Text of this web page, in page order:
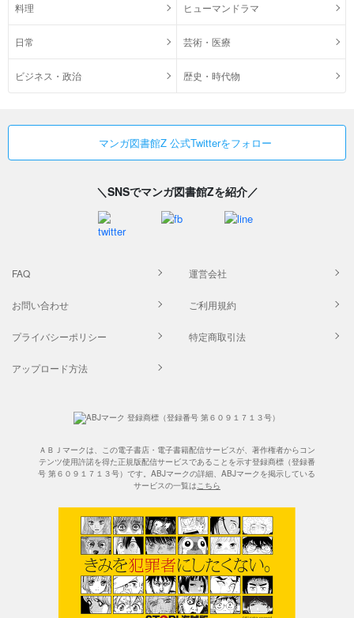
料理 ヒューマンドラマ
日常 芸術・医療
ビジネス・政治 歴史・時代物
マンガ図書館Z 公式Twitterをフォロー
＼SNSでマンガ図書館Zを紹介／
FAQ 運営会社
お問い合わせ ご利用規約
プライバシーポリシー 特定商取引法
アップロード方法
ＡＢＪマークは、この電子書店・電子書籍配信サービスが、著作権者からコン
テンツ使用許諾を得た正規版配信サービスであることを示す登録商標（登録番
号 第６０９１７１３号）です。ABJマークの詳細、ABJマークを掲示している
サービスの一覧はこちら